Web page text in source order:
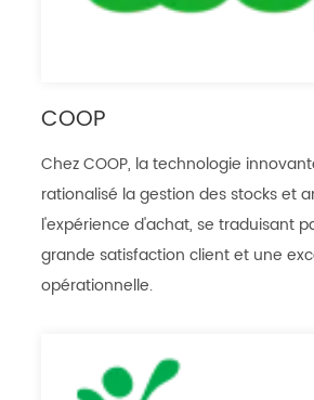
COOP
Chez COOP, la technologie
rationalisé la gestion des stocks et
l'expérience d'achat, se traduisant
grande satisfaction client et une
opérationnelle.